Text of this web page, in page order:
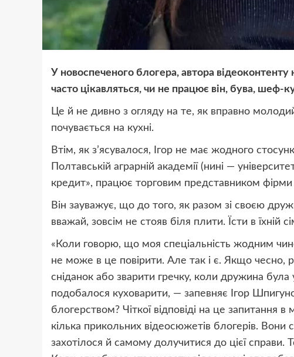
У новоспеченого блогера, автора
часто цікавляться, чи не працює він, бува,
Це й не дивно з огляду на те, як вправно
почувається на кухні.
Втім, як з’ясувалося, Ігор не має жодного
Полтавській аграрній академії (нині —
кредит», працює торговим представником фірми
Він зауважує, що до того, як разом зі своєю
вважай, зовсім не стояв біля плити. Їсти в їхній
«Коли говорю, що моя спеціальність жодним
не може в це повірити. Але так і є. Якщо чесно,
сніданок або зварити гречку, коли дружина була
подобалося куховарити, — запевняє Ігор
блогерством? Чіткої відповіді на це запитання
кілька прикольних відеосюжетів блогерів.
захотілося й самому долучитися до цієї справи.